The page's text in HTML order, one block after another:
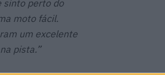
sinto perto do
moto fácil.
um excelente
pista.”